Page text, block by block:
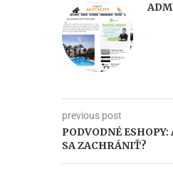
previous post
PODVODNÉ
SA ZACHRÁNIŤ?